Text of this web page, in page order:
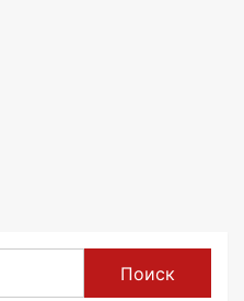
Поиск